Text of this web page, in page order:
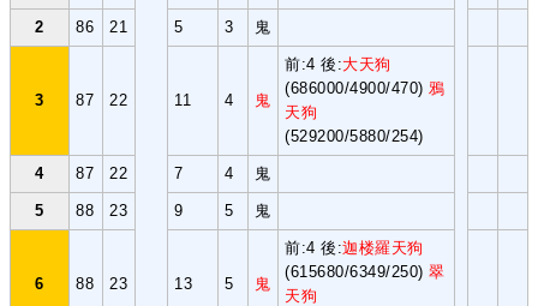
2 86 21 5 3 鬼
3 87 22 11 4 鬼
前:4 後:大天狗
(686000/4900/470) 鴉
天狗
(529200/5880/254)
4 87 22 7 4 鬼
5 88 23 9 5 鬼
6 88 23 13 5 鬼
前:4 後:迦楼羅天狗
(615680/6349/250)翠
天狗